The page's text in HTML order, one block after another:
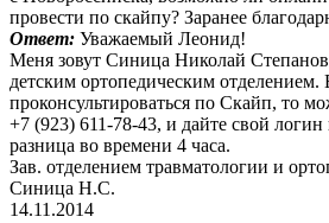
провести по скайпу? Заранее
Ответ: Уважаемый Леонид!
Меня зовут Синица Николай
детским ортопедическим
проконсультироваться по Скайп, то
+7 (923) 611-78-43, и дайте свой
разница во времени 4 часа.
Зав. отделением травматологии и
Синица Н.С.
14.11.2014